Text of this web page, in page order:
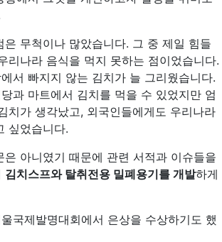
은 무척이나 많았습니다. 그 중 제일 힘들
리나라 음식을 먹지 못하는 점이었습니다.
서 빠지지 않는 김치가 늘 그리웠습니다.
과 마트에서 김치를 먹을 수 있었지만 엄
치가 생각났고, 외국인들에게도 우리나라
싶었습니다.
은 아니였기 때문에 관련 서적과 이슈들을
김치스프와 탈취전용 밀폐용기를 개발하게
국제발명대회에서 은상을 수상하기도 했